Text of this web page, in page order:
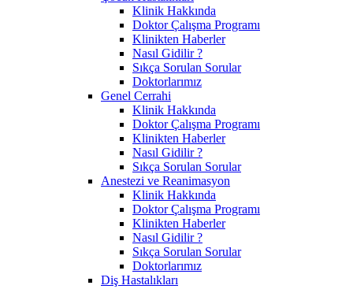
Klinik Hakkında
Doktor Çalışma Programı
Klinikten Haberler
Nasıl Gidilir ?
Sıkça Sorulan Sorular
Doktorlarımız
Genel Cerrahi
Klinik Hakkında
Doktor Çalışma Programı
Klinikten Haberler
Nasıl Gidilir ?
Sıkça Sorulan Sorular
Anestezi ve Reanimasyon
Klinik Hakkında
Doktor Çalışma Programı
Klinikten Haberler
Nasıl Gidilir ?
Sıkça Sorulan Sorular
Doktorlarımız
Diş Hastalıkları